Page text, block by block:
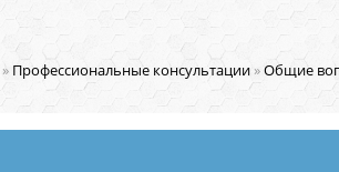
» Профессиональные консультации »Общие